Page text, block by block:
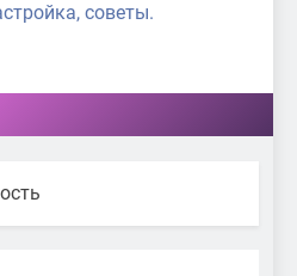
советы.